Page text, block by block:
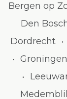
Bergen op
Den
Dordrecht •
• Groningen
•